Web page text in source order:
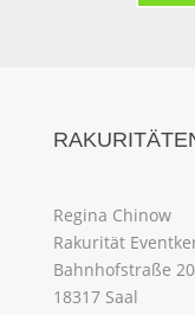
Regina Chinow
Rakurität
Bahnhofstraße 20
18317 Saal